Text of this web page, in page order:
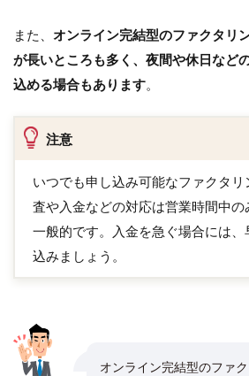
また、 オンライン完結型のファクタリ
が長いところも多く、夜間や休日など
込める場合もあります。
注意
いつでも申し込み可能なファクタ
査や入金などの対応は営業時間中
一般的です。入金を急ぐ場合には、
込みましょう。
オンライン完結型のファ